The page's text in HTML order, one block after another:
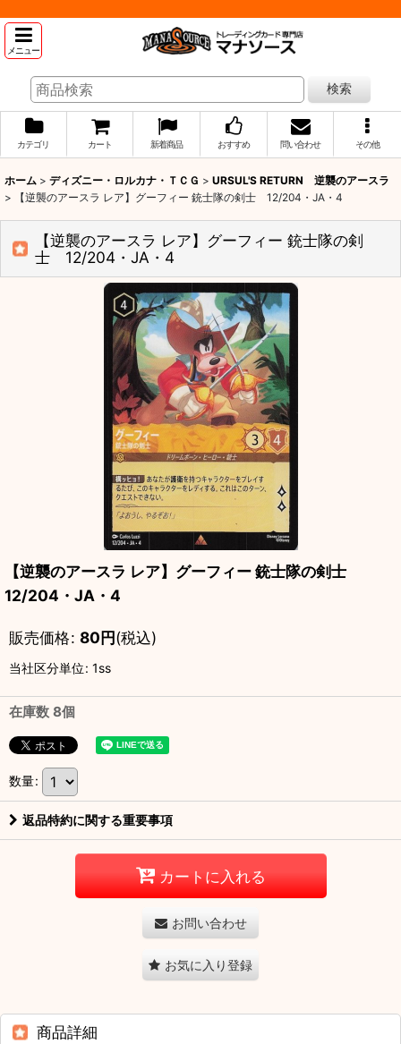
メニュー
検索
カテゴリ カート 新着商品 おすすめ 問い合わせ その他
ホーム > ディズニー・ロルカナ・ＴＣＧ > URSUL'S RETURN 逆襲のアースラ
>
【逆襲のアースラ レア】グーフィー 銃士隊の剣士 12/204・JA・4
【逆襲のアースラ レア】グーフィー 銃士隊の剣
士 12/204・JA・4
【逆襲のアースラ レア】グーフィー 銃士隊の剣士
12/204・JA・4
販売価格: 80円(税込)
当社区分単位: 1ss
在庫数 8個
数量:
返品特約に関する重要事項
カートに入れる
お問い合わせ
お気に入り登録
商品詳細